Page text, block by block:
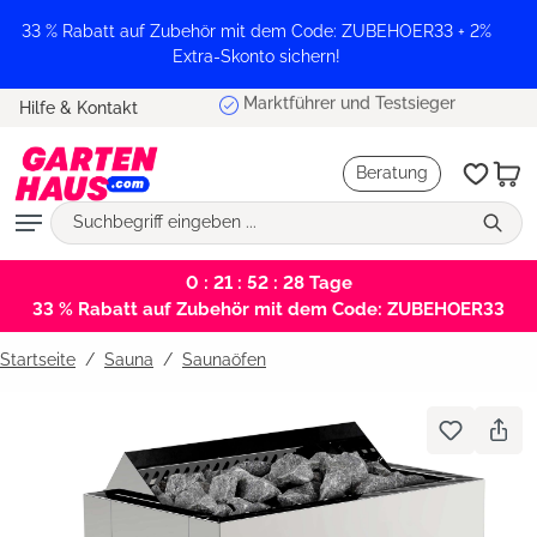
springen
33 % Rabatt auf Zubehör mit dem Code: ZUBEHOER33 + 2%
Extra-Skonto sichern!
Hilfe & Kontakt Marktführer und Testsieger
Beratung
0 : 21 : 52 : 28Tage
33 % Rabatt auf Zubehör mit dem Code: ZUBEHOER33
Startseite Sauna / Saunaöfen